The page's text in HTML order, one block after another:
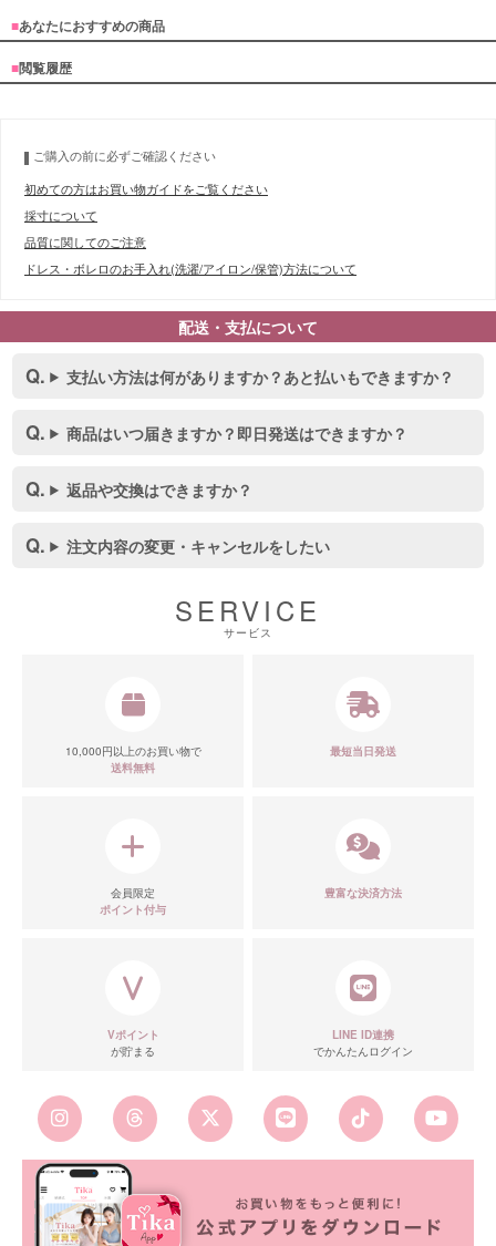
■スペック表
■カラーバリエーション
■あなたにおすすめの商品
■閲覧履歴
ご購入の前に必ずご確認ください
初めての方はお買い物ガイドをご覧ください
採寸について
品質に関してのご注意
ドレス・ボレロのお手入れ(洗濯/アイロン/保管)方法について
配送・支払について
支払い方法は何がありますか？あと払いもできますか？
商品はいつ届きますか？即日発送はできますか？
返品や交換はできますか？
注文内容の変更・キャンセルをしたい
SERVICE
サービス
10,000円以上のお買い物で
送料無料
最短当日発送
会員限定
ポイント付与
豊富な決済方法
Vポイント
が貯まる
LINE ID連携
でかんたんログイン